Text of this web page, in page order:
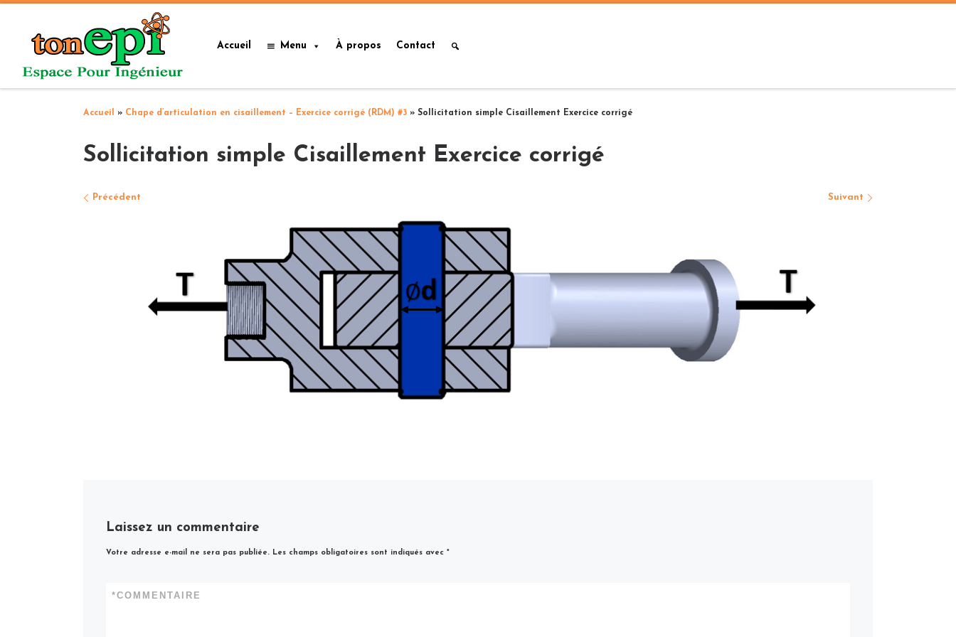
Accueil Menu À propos Contact
Accueil » Chape d’articulation en cisaillement – Exercice corrigé (RDM) #3 » Sollicitation simple Cisaillement Exercice corrigé
Sollicitation simple Cisaillement Exercice corrigé
Navigation des images
Précédent Suivant
Laissez un commentaire
Votre adresse e-mail ne sera pas publiée. Les champs obligatoires sont indiqués avec*
COMMENTAIRE
*